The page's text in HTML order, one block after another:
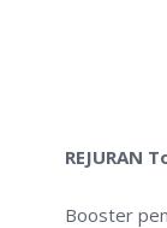
REJURAN
Booster